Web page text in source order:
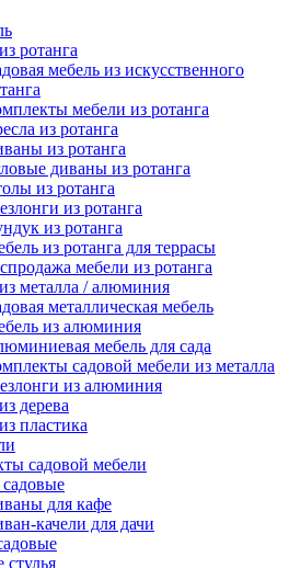
ротанга
мебель из искусственного
мебели из ротанга
из ротанга
из ротанга
диваны из ротанга
из ротанга
из ротанга
из ротанга
из ротанга для террасы
мебели из ротанга
металла / алюминия
металлическая мебель
из алюминия
мебель для сада
садовой мебели из металла
из алюминия
дерева
пластика
садовой мебели
для кафе
качели для дачи